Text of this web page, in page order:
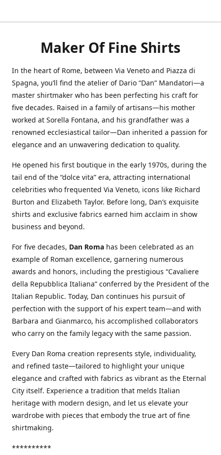
Maker Of Fine Shirts
In the heart of Rome, between Via Veneto and Piazza di
Spagna, you’ll find the atelier of Dario “Dan” Mandatori—a
master shirtmaker who has been perfecting his craft for
five decades. Raised in a family of artisans—his mother
worked at Sorella Fontana, and his grandfather was a
renowned ecclesiastical tailor—Dan inherited a passion for
elegance and an unwavering dedication to quality.
He opened his first boutique in the early 1970s, during the
tail end of the “dolce vita” era, attracting international
celebrities who frequented Via Veneto, icons like Richard
Burton and Elizabeth Taylor. Before long, Dan’s exquisite
shirts and exclusive fabrics earned him acclaim in show
business and beyond.
For five decades, Dan Roma has been celebrated as an
example of Roman excellence, garnering numerous
awards and honors, including the prestigious “Cavaliere
della Repubblica Italiana” conferred by the President of the
Italian Republic. Today, Dan continues his pursuit of
perfection with the support of his expert team—and with
Barbara and Gianmarco, his accomplished collaborators
who carry on the family legacy with the same passion.
Every Dan Roma creation represents style, individuality,
and refined taste—tailored to highlight your unique
elegance and crafted with fabrics as vibrant as the Eternal
City itself. Experience a tradition that melds Italian
heritage with modern design, and let us elevate your
wardrobe with pieces that embody the true art of fine
shirtmaking.
**********